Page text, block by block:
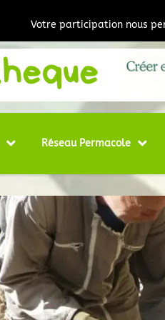
Votre participation nous
Réseau Permacole